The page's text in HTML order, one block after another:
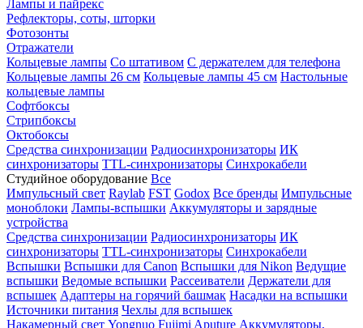
Лампы и пайрекс
Рефлекторы, соты, шторки
Фотозонты
Отражатели
Кольцевые лампы Со штативом С держателем для телефона
Кольцевые лампы 26 см Кольцевые лампы 45 см Настольные
кольцевые лампы
Софтбоксы
Стрипбоксы
Октобоксы
Средства синхронизации Радиосинхронизаторы ИК
синхронизаторы TTL-синхронизаторы Синхрокабели
Студийное оборудование Все
Импульсный свет Raylab FST Godox Все бренды Импульсные
моноблоки Лампы-вспышки Аккумуляторы и зарядные
устройства
Средства синхронизации Радиосинхронизаторы ИК
синхронизаторы TTL-синхронизаторы Синхрокабели
Вспышки Вспышки для Canon Вспышки для Nikon Ведущие
вспышки Ведомые вспышки Рассеиватели Держатели для
вспышек Адаптеры на горячий башмак Насадки на вспышки
Источники питания Чехлы для вспышек
Накамерный свет Yongnuo Fujimi Aputure Аккумуляторы,